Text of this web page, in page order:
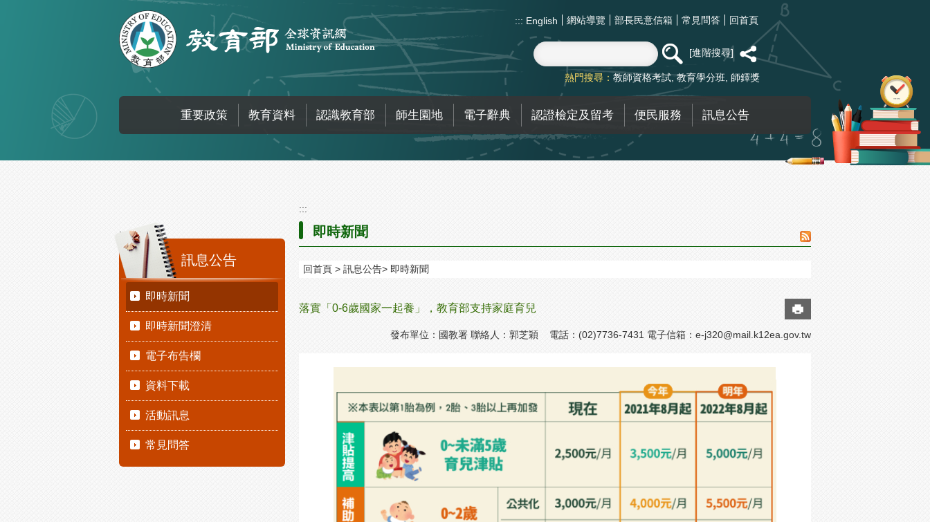
::: English 網站導覽 部長民意信箱 常見問答 回首頁
進階搜尋
熱門搜尋： 教師資格考試 教育學分班 師鐸獎
重要政策 教育資料 認識教育部 師生園地 電子辭典 認證檢定及留考 便民服務 訊息公告
:::
訊息公告
即時新聞
即時新聞澄清
電子布告欄
資料下載
活動訊息
常見問答
:::
即時新聞
回首頁 訊息公告 即時新聞
落實「0-6歲國家一起養」，教育部支持家庭育兒
發布單位：國教署 聯絡人：郭芝穎 電話：(02)7736-7431 電子信箱： e-j320@mail.k12ea.gov.tw